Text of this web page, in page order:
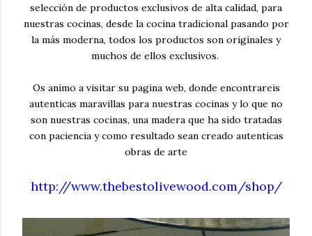
selección de productos exclusivos de alta calidad, para
nuestras cocinas, desde la cocina tradicional pasando por
la más moderna, todos los productos son originales y
muchos de ellos exclusivos.
Os animo a visitar su pagina web, donde encontrareis
autenticas maravillas para nuestras cocinas y lo que no
son nuestras cocinas, una madera que ha sido tratadas
con paciencia y como resultado sean creado autenticas
obras de arte
http://www.thebestolivewood.com/shop/